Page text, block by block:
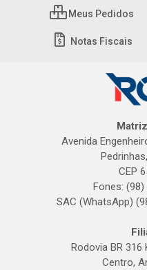
Meus Pedidos
Notas Fiscais
Avenida
CEP
Fones:
SAC (WhatsApp)
Rodovia BR 316
Centro,